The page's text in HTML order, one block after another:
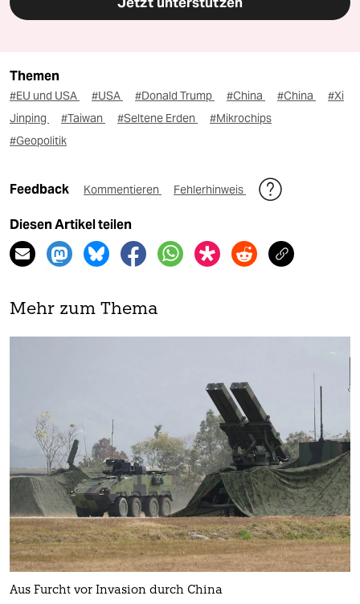
Themen
#EU und USA #USA #Donald Trump #China #China
#Xi
Jinping
#Taiwan #Seltene Erden
#Mikrochips
#Geopolitik
Feedback Kommentieren Fehlerhinweis
Diesen Artikel teilen
Mehr zum Thema
Aus Furcht vor Invasion durch China